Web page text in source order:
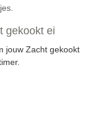
gekookt ei
jouw Zacht gekookt